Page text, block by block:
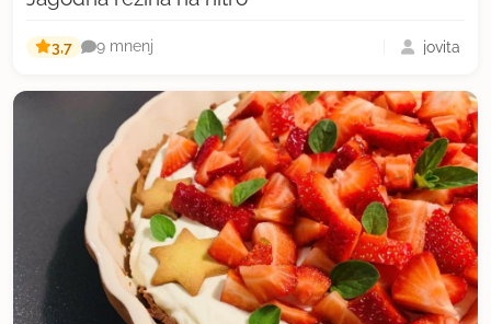
3,7 9 mnenj jovita